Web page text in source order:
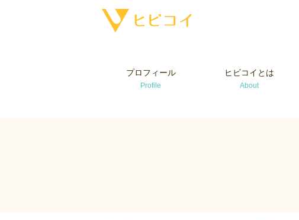
プロフィール
Profile
ヒビコイとは
About